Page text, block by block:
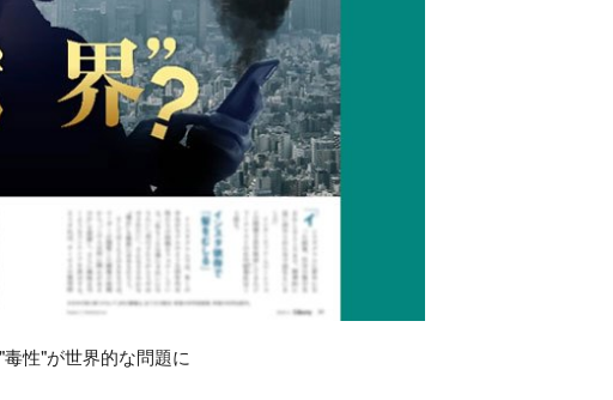
性"が世界的な問題に